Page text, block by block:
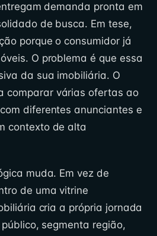
demanda pronta em
de busca. Em tese,
porque o consumidor já
O problema é que essa
da sua imobiliária. O
comparar várias ofertas ao
diferentes anunciantes e
contexto de alta
muda. Em vez de
de uma vitrine
cria a própria jornada
segmenta região,